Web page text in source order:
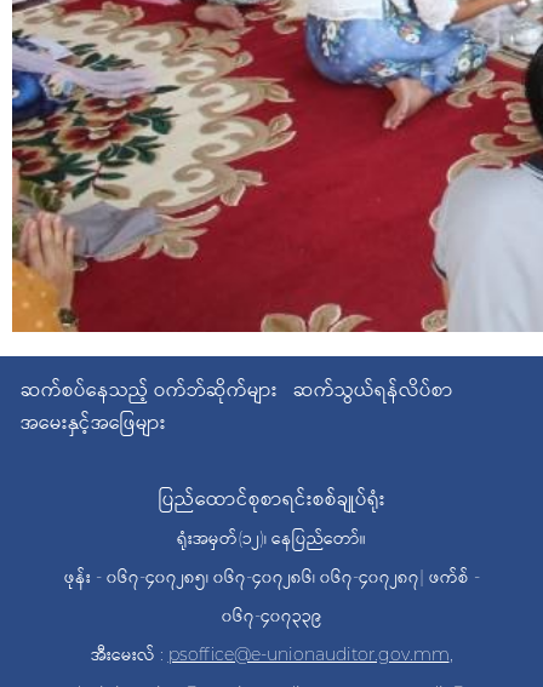
ဆက်စပ်နေသည့် ဝက်ဘ်ဆိုက်များ ဆက်သွယ်ရန်လိပ်စာ
အမေးနှင့်အဖြေများ
ပြည်ထောင်စုစာရင်းစစ်ချုပ်ရုံး
ရုံးအမှတ်(၁၂)၊ နေပြည်တော်။
ဖုန်း - ၀၆၇-၄၀၇၂၈၅၊ ၀၆၇-၄၀၇၂၈၆၊ ၀၆၇-၄၀၇၂၈၇| ဖက်စ် -
၀၆၇-၄၀၇၃၃၉
အီးမေးလ် : psoffice@e-unionauditor.gov.mm,